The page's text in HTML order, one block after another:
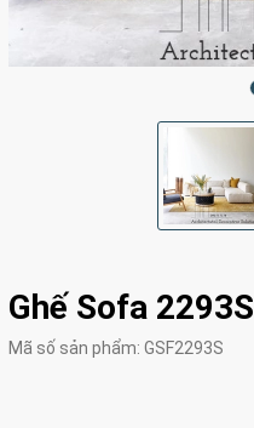
Ghế Sofa 2293S
Mã số sản phẩm: GSF2293S